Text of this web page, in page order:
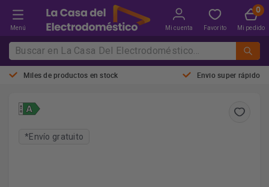
Menú Mi cuenta Favorito Mi pedido
Miles de productos en stock Envio super rápido
*Envío gratuito